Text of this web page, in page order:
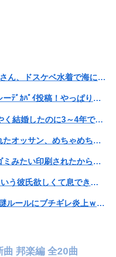
【画像】IカップJDグラドルさん、ドスケベ水着で海に出没してしまうwwwwwww麻倉瑞季、プライベートのビキニ姿がセクシーすぎて万バズ！！！
本田望結、久しぶりにセクシーﾃﾞｶﾊﾟｲ投稿！やっぱりお◯ぱいでかかった！（画像あり）
親戚の息子が30過ぎてようやく結婚したのに3～4年で離婚。相手の女性の言い分がモラハラだったらしい
【動画】大阪府警に射殺されたオッサン、めちゃめちゃ苦しそうに死ぬ
【画像】絵師「印刷会社にゴミみたい印刷されたから晒すわ」→お前がクレーマーだと大炎上
【画像】X女子「ガチでこういう彼氏欲しくて息できん」 2000万バズ
【画像】高速のSA、女子の謎ルールにブチギレ炎上ｗｗｗｗｗｗｗｗｗｗｗｗｗ
邦楽編 全20曲